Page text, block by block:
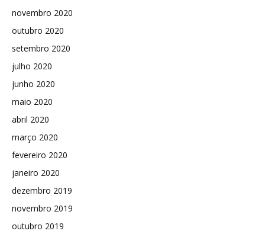
novembro 2020
outubro 2020
setembro 2020
julho 2020
junho 2020
maio 2020
abril 2020
março 2020
fevereiro 2020
janeiro 2020
dezembro 2019
novembro 2019
outubro 2019